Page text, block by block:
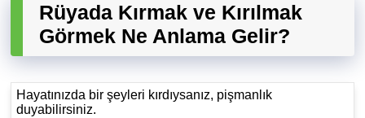
Rüyada Kırmak ve Kırılmak
Görmek Ne Anlama Gelir?
Hayatınızda bir şeyleri kırdıysanız, pişmanlık
duyabilirsiniz.